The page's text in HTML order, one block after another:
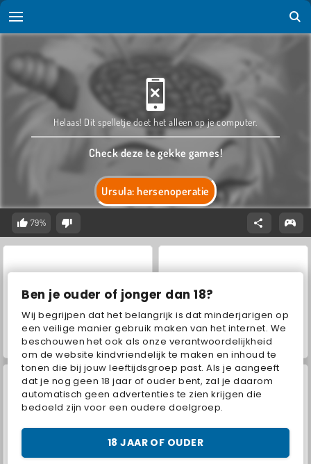
Ben je ouder of jonger dan 18?
Wij begrijpen dat het belangrijk is dat minderjarigen op
een veilige manier gebruik maken van het internet. We
beschouwen het ook als onze verantwoordelijkheid
om de website kindvriendelijk te maken en inhoud te
tonen die bij jouw leeftijdsgroep past. Als je aangeeft
dat je nog geen 18 jaar of ouder bent, zal je daarom
automatisch geen advertenties te zien krijgen die
bedoeld zijn voor een oudere doelgroep.
18 JAAR OF OUDER
Ursula: hersenoperatie
Helaas! Dit spelletje doet het alleen op je computer.
Check deze te gekke games!
79%
ASMR Makeover & Makeup Studio Farm Merge Valley